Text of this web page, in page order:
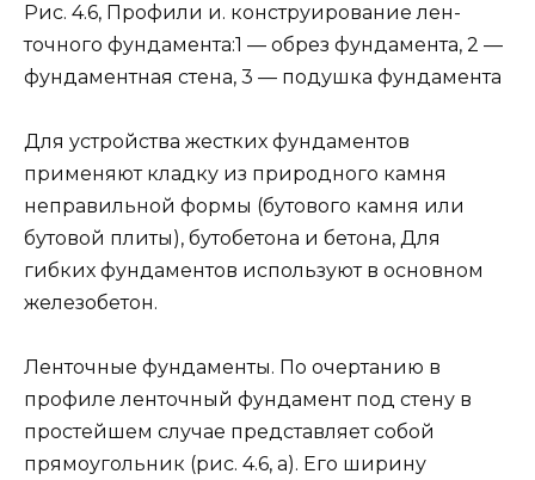
Рис. 4.6, Профили и. конструирование лен­
точного фундамента:1 — обрез фундамента, 2 —
фундаментная стена, 3 — подушка фундамента
Для устройства жестких фундаментов
применяют кладку из природного камня
неправильной формы (бутового камня или
бутовой плиты), бутобетона и бето­на, Для
гибких фундаментов используют в основном
железобетон.
Ленточные фундаменты. По очертанию в
профиле ленточный фунда­мент под стену в
простейшем случае представляет собой
прямоугольник (рис. 4.6, а). Его ширину